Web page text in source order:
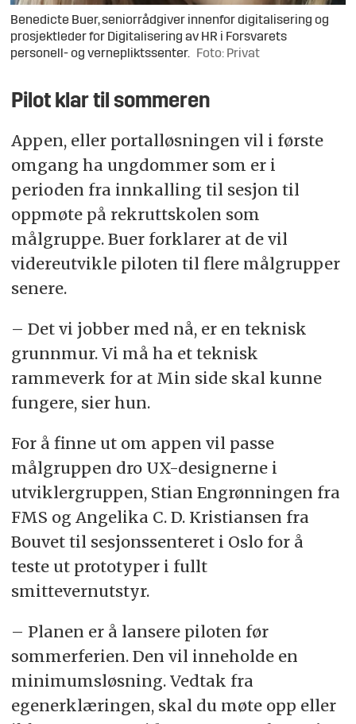
Benedicte Buer, seniorrådgiver innenfor digitalisering og
prosjektleder for Digitalisering av HR i Forsvarets
personell- og vernepliktssenter.
Foto: Privat
Pilot klar til sommeren
Appen, eller portalløsningen vil i første
omgang ha ungdommer som er i
perioden fra innkalling til sesjon til
oppmøte på rekruttskolen som
målgruppe. Buer forklarer at de vil
videreutvikle piloten til flere målgrupper
senere.
– Det vi jobber med nå, er en teknisk
grunnmur. Vi må ha et teknisk
rammeverk for at Min side skal kunne
fungere, sier hun.
For å finne ut om appen vil passe
målgruppen dro UX-designerne i
utviklergruppen, Stian Engrønningen fra
FMS og Angelika C. D. Kristiansen fra
Bouvet til sesjonssenteret i Oslo for å
teste ut prototyper i fullt
smittevernutstyr.
– Planen er å lansere piloten før
sommerferien. Den vil inneholde en
minimumsløsning. Vedtak fra
egenerklæringen, skal du møte opp eller